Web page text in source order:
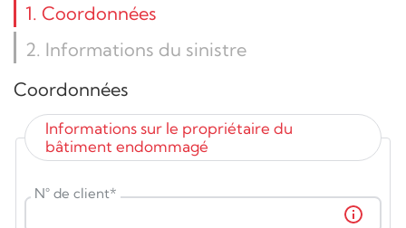
1. Coordonnées
2. Informations du sinistre
Coordonnées
Informations sur le propriétaire du
bâtiment endommagé
N° de client*